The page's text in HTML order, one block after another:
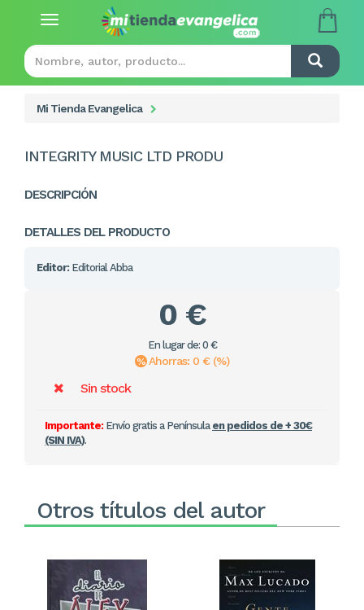
Toggle
Mi Tienda Evangelica
INTEGRITY MUSIC LTD PRODU
DESCRIPCIÓN
DETALLES DEL PRODUCTO
Editor: Editorial Abba
0 €
En lugar de: 0 €
Ahorras: 0 € (%)
Sin stock
Importante:Envío gratis a Península en pedidos de + 30€
(SIN IVA).
Otros títulos del autor